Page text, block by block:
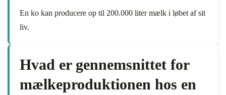
En ko kan producere op til 200.000 liter mælk i løbet af sit
liv.
Hvad er gennemsnittet for
mælkeproduktionen hos en